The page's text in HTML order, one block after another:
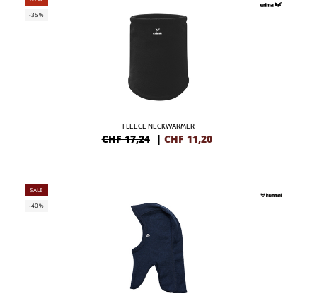
-35%
FLEECE NECKWARMER
CHF 17,24 | CHF 11,20
SALE
-40%